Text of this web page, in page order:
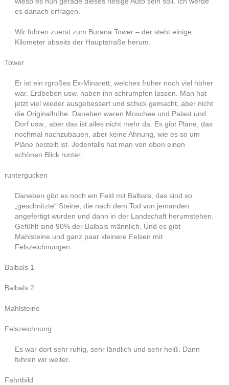
es danach erfragen.
Wir fuhren zuerst zum Burana Tower – der steht einige
Kilometer abseits der Hauptstraße herum.
Tower
Er ist ein rgroßes Ex-Minarett, welches früher noch viel höher
war. Erdbeben usw. haben ihn schrumpfen lassen. Man hat
jetzt viel wieder ausgebessert und schick gemacht, aber nicht
die Originalhöhe. Daneben waren Moschee und Palast und
Dorf usw., aber das ist alles nicht mehr da. Es gibt Pläne, das
nochmal nachzubauen, aber keine Ahnung, wie es so um
Pläne bestellt ist. Jedenfalls hat man von oben einen
schönen Blick runter.
runtergucken
Daneben gibt es noch ein Feld mit Balbals, das sind so
„geschnitzte“ Steine, die nach dem Tod von jemanden
angefertigt wurden und dann in der Landschaft herumstehen.
Gefühlt sind 90% der Balbals männlich. Und es gibt
Mahlsteine und ganz paar kleinere Felsen mit
Felszeichnungen.
Balbals 1
Balbals 2
Mahlsteine
Felszeichnung
Es war dort sehr ruhig, sehr ländlich und sehr heiß. Dann
fuhren wir weiter.
Fahrtbild